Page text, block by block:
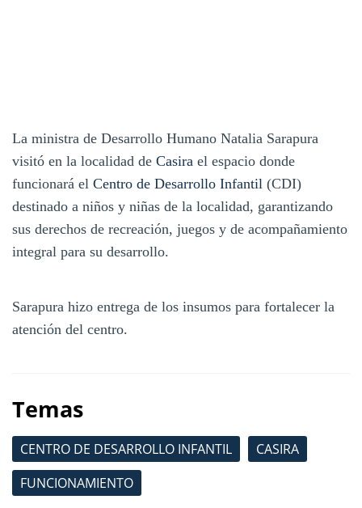
La ministra de Desarrollo Humano Natalia Sarapura
visitó en la localidad de Casira el espacio donde
funcionará el Centro de Desarrollo Infantil (CDI)
destinado a niños y niñas de la localidad, garantizando
sus derechos de recreación, juegos y de acompañamiento
integral para su desarrollo.
Sarapura hizo entrega de los insumos para fortalecer la
atención del centro.
Temas
CENTRO DE DESARROLLO INFANTIL
CASIRA
FUNCIONAMIENTO